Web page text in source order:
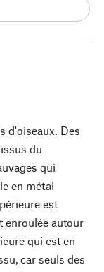
d'oiseaux. Des
du
qui
en métal
est
enroulée autour
qui est en
car seuls des